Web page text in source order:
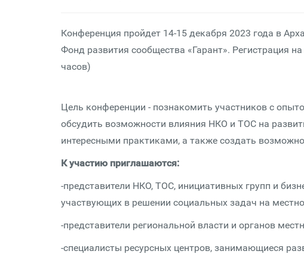
Конференция пройдет 14-15 декабря 2023 года в
Фонд развития сообщества «Гарант». Регистрация
часов)
Цель конференции - познакомить участников с
обсудить возможности влияния НКО и ТОС на
интересными практиками, а также создать
К участию приглашаются:
-представители НКО, ТОС, инициативных групп и
участвующих в решении социальных задач на
-представители региональной власти и органов
-специалисты ресурсных центров, занимающиеся